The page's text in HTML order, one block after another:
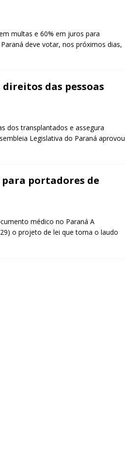
multas e 60% em juros para
deve votar, nos próximos dias,
das pessoas
dos transplantados e assegura
Legislativa do Paraná aprovou
portadores de
médico no Paraná A
o projeto de lei que torna o laudo